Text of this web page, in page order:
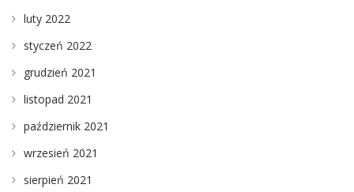
luty 2022
styczeń 2022
grudzień 2021
listopad 2021
październik 2021
wrzesień 2021
sierpień 2021